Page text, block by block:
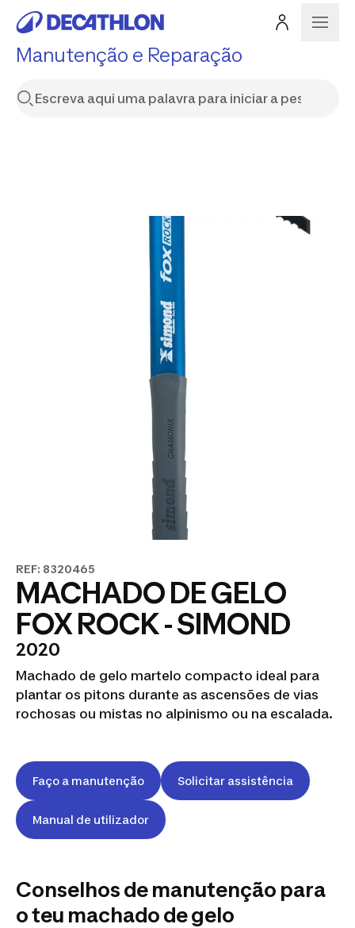
Manutenção e Reparação
REF: 8320465
MACHADO DE GELO
FOX ROCK - SIMOND
2020
Machado de gelo martelo compacto ideal para
plantar os pitons durante as ascensões de vias
rochosas ou mistas no alpinismo ou na escalada.
Faço a manutenção Solicitar assistência
Manual de utilizador
Conselhos de manutenção para
o teu machado de gelo